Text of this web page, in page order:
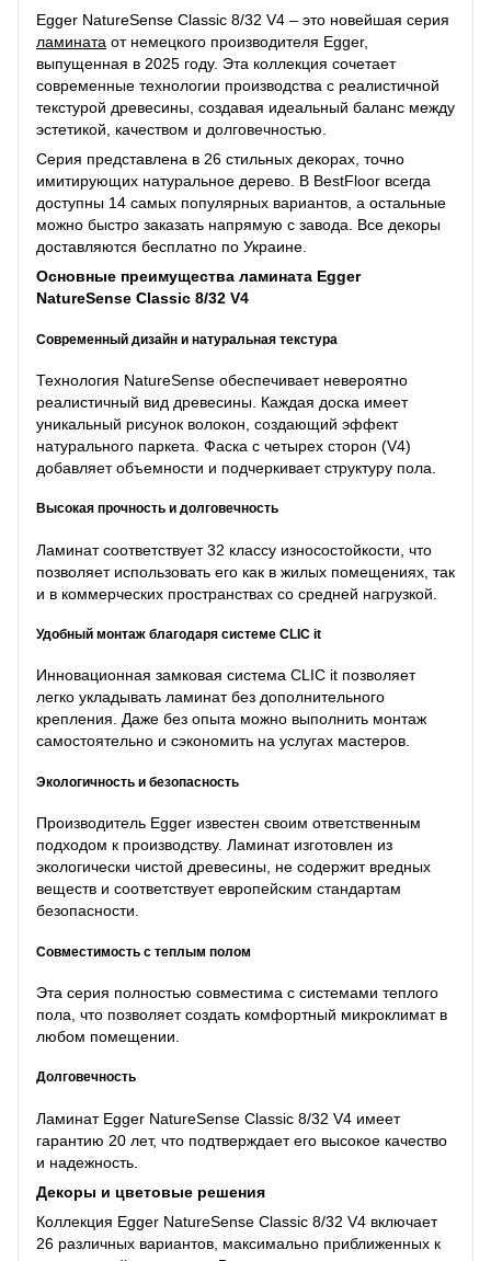
Egger NatureSense Classic 8/32 V4 – это новейшая серия
ламината от немецкого производителя Egger,
выпущенная в 2025 году. Эта коллекция сочетает
современные технологии производства с реалистичной
текстурой древесины, создавая идеальный баланс между
эстетикой, качеством и долговечностью.
Серия представлена в 26 стильных декорах, точно
имитирующих натуральное дерево. В BestFloor всегда
доступны 14 самых популярных вариантов, а остальные
можно быстро заказать напрямую с завода. Все декоры
доставляются бесплатно по Украине.
Основные преимущества ламината Egger
NatureSense Classic 8/32 V4
Современный дизайн и натуральная текстура
Технология NatureSense обеспечивает невероятно
реалистичный вид древесины. Каждая доска имеет
уникальный рисунок волокон, создающий эффект
натурального паркета. Фаска с четырех сторон (V4)
добавляет объемности и подчеркивает структуру пола.
Высокая прочность и долговечность
Ламинат соответствует 32 классу износостойкости, что
позволяет использовать его как в жилых помещениях, так
и в коммерческих пространствах со средней нагрузкой.
Удобный монтаж благодаря системе CLIC it
Инновационная замковая система CLIC it позволяет
легко укладывать ламинат без дополнительного
крепления. Даже без опыта можно выполнить монтаж
самостоятельно и сэкономить на услугах мастеров.
Экологичность и безопасность
Производитель Egger известен своим ответственным
подходом к производству. Ламинат изготовлен из
экологически чистой древесины, не содержит вредных
веществ и соответствует европейским стандартам
безопасности.
Совместимость с теплым полом
Эта серия полностью совместима с системами теплого
пола, что позволяет создать комфортный микроклимат в
любом помещении.
Долговечность
Ламинат Egger NatureSense Classic 8/32 V4 имеет
гарантию 20 лет, что подтверждает его высокое качество
и надежность.
Декоры и цветовые решения
Коллекция Egger NatureSense Classic 8/32 V4 включает
26 различных вариантов, максимально приближенных к